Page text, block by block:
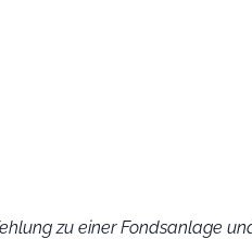
zu einer Fondsanlage